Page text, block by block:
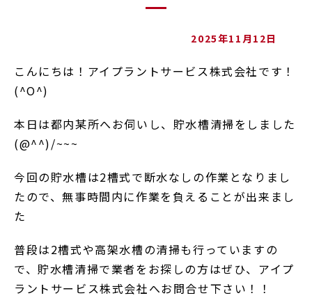
2025年11月12日
こんにちは！アイプラントサービス株式会社です！
(^O^)
本日は都内某所へお伺いし、貯水槽清掃をしました
(@^^)/~~~
今回の貯水槽は2槽式で断水なしの作業となりまし
たので、無事時間内に作業を負えることが出来まし
た
普段は2槽式や高架水槽の清掃も行っていますの
で、貯水槽清掃で業者をお探しの方はぜひ、アイプ
ラントサービス株式会社へお問合せ下さい！！